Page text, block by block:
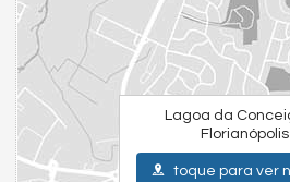
Lagoa da
Florianópolis
toque para ver